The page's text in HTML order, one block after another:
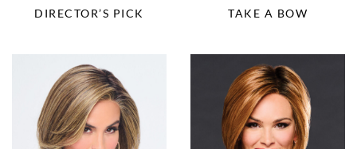
DIRECTOR’S PICK TAKE A BOW